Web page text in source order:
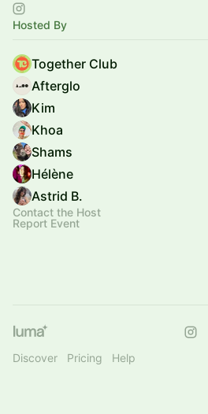
Hosted By
Together Club
Afterglo
Kim
Khoa
Shams
Hélène
Astrid B.
Contact the Host
Report Event
Discover Pricing Help